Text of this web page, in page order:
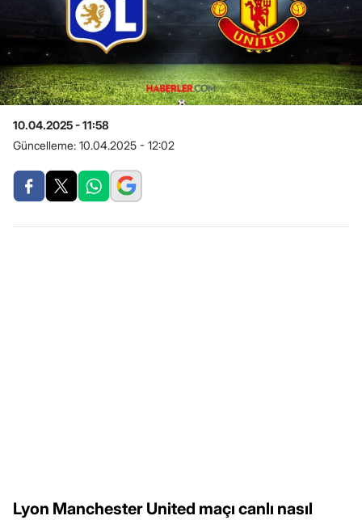
10.04.2025 - 11:58
Güncelleme: 10.04.2025 - 12:02
Lyon Manchester United maçı canlı nasıl